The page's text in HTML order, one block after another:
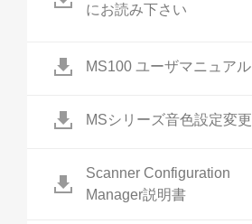
にお読み下さい
MS100 ユーザマニュアル
MSシリーズ音色設定変更
Scanner Configuration
Manager説明書